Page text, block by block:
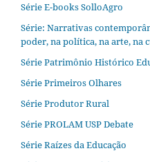
Série E-books SolloAgro
Série: Narrativas
poder, na política, na arte, na
Série Patrimônio Histórico
Série Primeiros Olhares
Série Produtor Rural
Série PROLAM USP Debate
Série Raízes da Educação